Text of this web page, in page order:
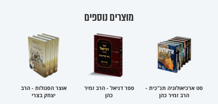
מוצרים נוספים
סט ארכיאולוגיה תנ"כית -
הרב זמיר כהן
ספר דניאל - הרב זמיר
כהן
אוצר הסגולות - הרב
יצחק בצרי